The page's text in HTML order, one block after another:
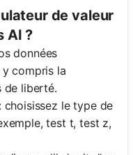
de valeur
AI ?
données
compris la
de liberté.
le type de
test t, test z,